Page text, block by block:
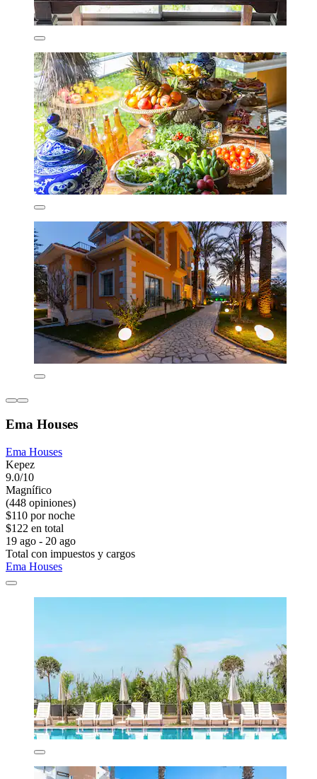
Ema Houses
Ema Houses
Kepez
9.0/10
Magnífico
(448 opiniones)
$110 por noche
$122 en total
19 ago - 20 ago
Total con impuestos y cargos
Ema Houses